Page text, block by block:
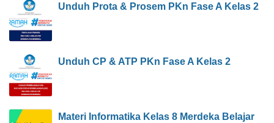
Unduh Prota & Prosem PKn Fase A Kelas 2
Unduh CP & ATP PKn Fase A Kelas 2
Materi Informatika Kelas 8 Merdeka Belajar